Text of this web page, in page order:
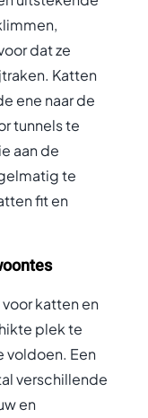
dat ze
Katten
ene naar de
tunnels te
aan de
te
fit en
katten en
plek te
voldoen. Een
verschillende
en